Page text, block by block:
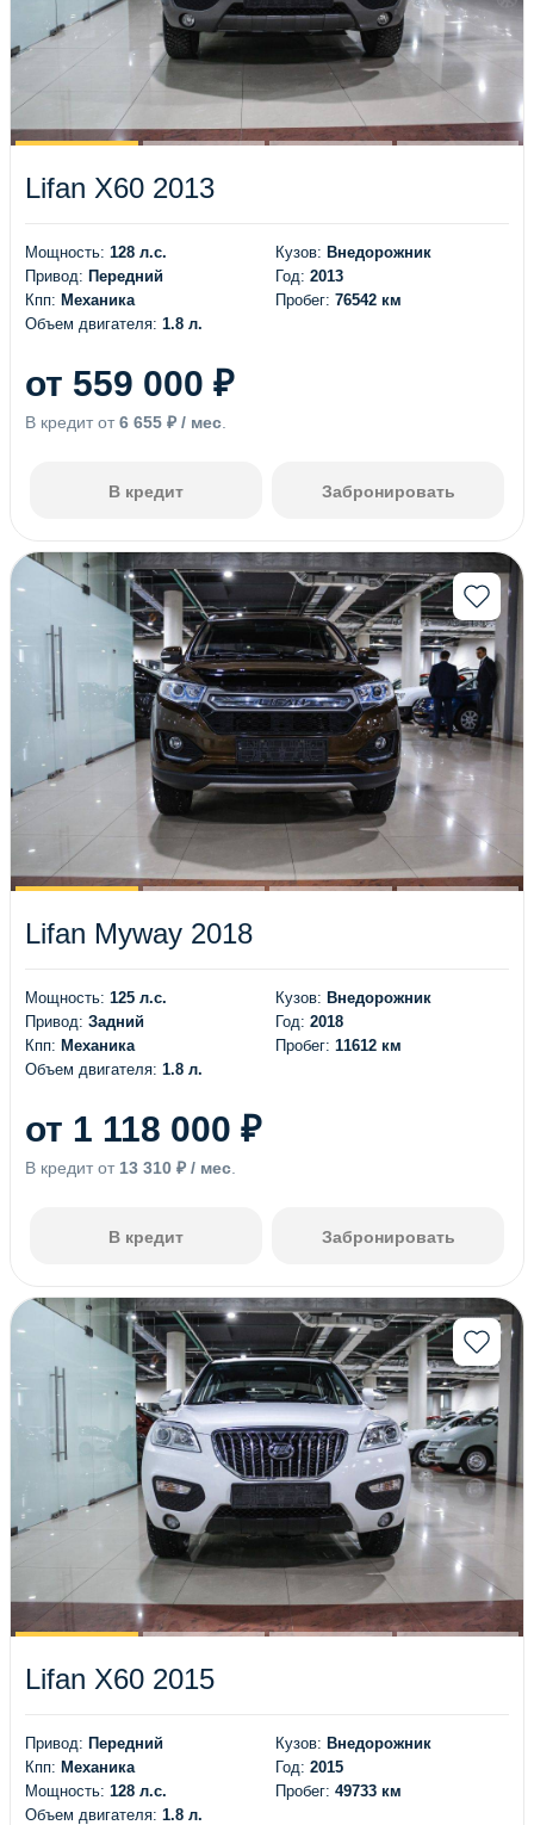
Lifan X60 2013
Мощность: 128 л.с.
Привод: Передний
Кпп: Механика
Объем двигателя: 1.8 л.
Кузов: Внедорожник
Год: 2013
Пробег: 76542 км
от 559 000 ₽
В кредит от 6 655 ₽ / мес
В кредит Забронировать
Lifan Myway 2018
Мощность: 125 л.с.
Привод: Задний
Кпп: Механика
Объем двигателя: 1.8 л.
Кузов: Внедорожник
Год: 2018
Пробег: 11612 км
от 1 118 000 ₽
В кредит от 13 310 ₽ / мес
В кредит Забронировать
Lifan X60 2015
Привод: Передний
Кпп: Механика
Мощность: 128 л.с.
Объем двигателя: 1.8 л.
Кузов: Внедорожник
Год: 2015
Пробег: 49733 км